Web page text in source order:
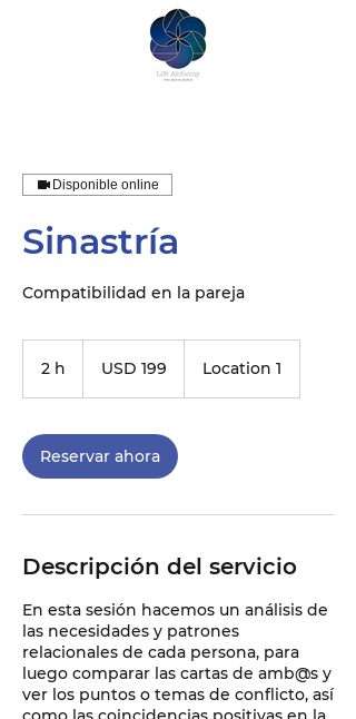
Disponible online
Sinastría
Compatibilidad en la pareja
2 h
estadounidenses
USD 199 Location 1
Reservar ahora
Descripción del servicio
En esta sesión hacemos un análisis de
las necesidades y patrones
relacionales de cada persona, para
luego comparar las cartas de amb@s y
ver los puntos o temas de conflicto, así